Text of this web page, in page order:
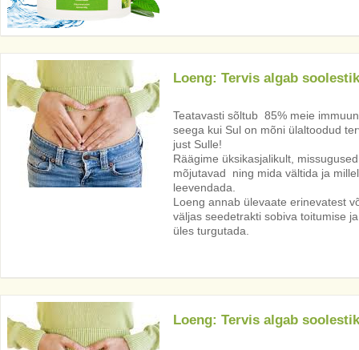
Loeng: Tervis algab
Teatavasti sõltub 85% meie
seega kui Sul on mõni ülaltoodud
just Sulle!
Räägime üksikasjalikult,
mõjutavad ning mida vältida ja
leevendada.
Loeng annab ülevaate erinevatest
väljas seedetrakti sobiva toitumise
üles turgutada.
Loeng: Tervis algab